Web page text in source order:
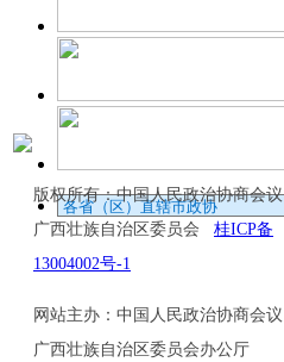
版权所有：中国人民政治协商会议
广西壮族自治区委员会 桂ICP备
13004002号-1
网站主办：中国人民政治协商会议
广西壮族自治区委员会办公厅